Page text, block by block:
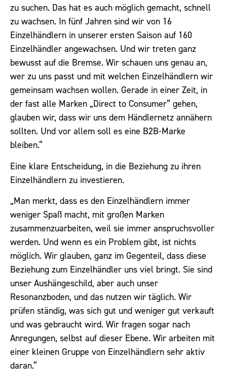
zu suchen. Das hat es auch möglich gemacht, schnell
zu wachsen. In fünf Jahren sind wir von 16
Einzelhändlern in unserer ersten Saison auf 160
Einzelhändler angewachsen. Und wir treten ganz
bewusst auf die Bremse. Wir schauen uns genau an,
wer zu uns passt und mit welchen Einzelhändlern wir
gemeinsam wachsen wollen. Gerade in einer Zeit, in
der fast alle Marken „Direct to Consumer“ gehen,
glauben wir, dass wir uns dem Händlernetz annähern
sollten. Und vor allem soll es eine B2B-Marke
bleiben.“
Eine klare Entscheidung, in die Beziehung zu ihren
Einzelhändlern zu investieren.
„Man merkt, dass es den Einzelhändlern immer
weniger Spaß macht, mit großen Marken
zusammenzuarbeiten, weil sie immer anspruchsvoller
werden. Und wenn es ein Problem gibt, ist nichts
möglich. Wir glauben, ganz im Gegenteil, dass diese
Beziehung zum Einzelhändler uns viel bringt. Sie sind
unser Aushängeschild, aber auch unser
Resonanzboden, und das nutzen wir täglich. Wir
prüfen ständig, was sich gut und weniger gut verkauft
und was gebraucht wird. Wir fragen sogar nach
Anregungen, selbst auf dieser Ebene. Wir arbeiten mit
einer kleinen Gruppe von Einzelhändlern sehr aktiv
daran.“